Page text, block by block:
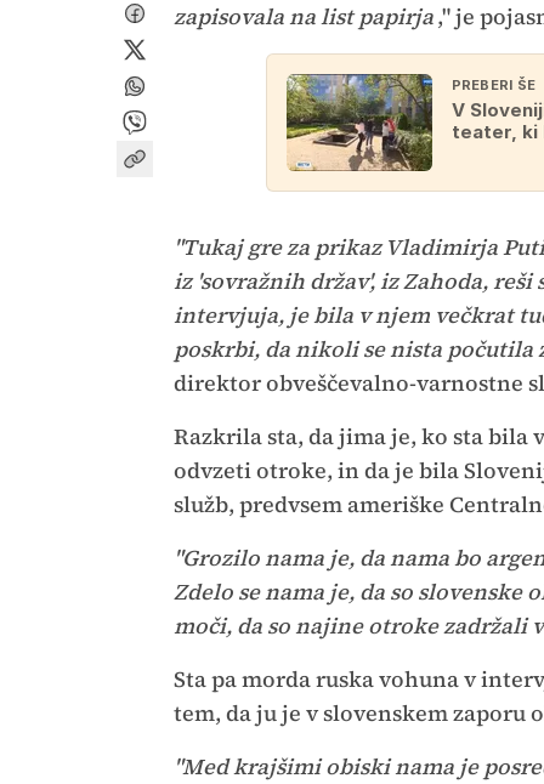
zapisovala na list papirja," je
PREBERI ŠE
V
teater, ki
"Tukaj gre za prikaz Vladimirja
iz 'sovražnih držav', iz Zahoda,
intervjuja, je bila v njem večkrat
poskrbi, da nikoli se nista počutila
direktor obveščevalno-varnostne
Razkrila sta, da jima je, ko sta bila
odvzeti otroke, in da je bila
služb, predvsem ameriške
"Grozilo nama je, da nama bo
Zdelo se nama je, da so
moči, da so najine otroke zadržali
Sta pa morda ruska vohuna v
tem, da ju je v slovenskem zaporu
"Med krajšimi obiski nama je